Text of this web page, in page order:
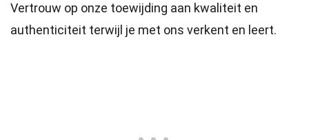
Vertrouw op onze toewijding aan kwaliteit en
authenticiteit terwijl je met ons verkent en leert.